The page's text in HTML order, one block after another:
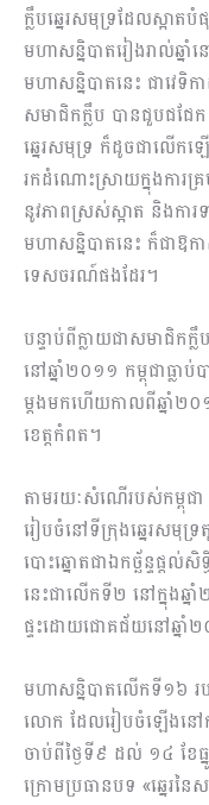
ក្លឹបឆ្នេរសមុទ្រដែលស្អ
មហាសន្និបាត​រៀងរាល់​ឆ្ន
មហាសន្និបាតនេះ ជាវេ
សមាជិកក្លឹប បានជួបជជែក
ឆ្នេរសមុទ្រ ក៏ដូចជាលើកឡ
រកដំណោះ​ស្រាយក្នុងការគ្រ
នូវ​ភាពស្រស់​ស្អាត​ និងកា
មហាសន្និបាតនេះ ក៏ជាឱ
ទេសចរណ៍ផងដែរ។
បន្ទាប់ពីក្លាយ​ជាសមាជិក
នៅឆ្នាំ២០១១ កម្ពុជាធ្លាប់
ម្តងមកហើយកាលពីឆ្នាំ២
ខេត្តកំពត។
តាមរយៈសំណើរបស់កម្ពុជ
រៀបចំ​នៅទីក្រុង​ឆ្នេរ​សមុទ្
បោះឆ្នោតជា​ឯកច្ឆ័ន្ទផ្តល់​សិ
នេះជាលើកទី២ នៅក្នុងឆ្ន
ផ្ទះដោយជោគជ័យនៅឆ្នាំ
មហាសន្និបាតលើកទី១៦ រ
លោក ដែលរៀបចំឡើងនៅក
ចាប់ពីថ្ងៃទី៩ ដល់ ១៤ ខែ
ក្រោមប្រធានបទ «ឆ្នេរនៃ